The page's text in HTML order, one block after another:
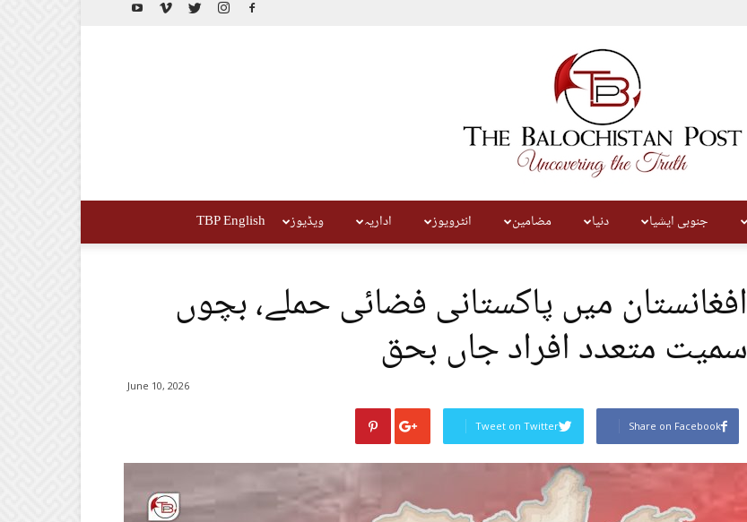
جنوبی ایشیا دنیا مضامین انٹرویوز اداریہ ویڈیوز TBP English
افغانستان میں پاکستانی فضائی حملے، بچوں
سمیت متعدد افراد جاں بحق
June 10, 2026
Share on Facebook
Tweet on Twitter